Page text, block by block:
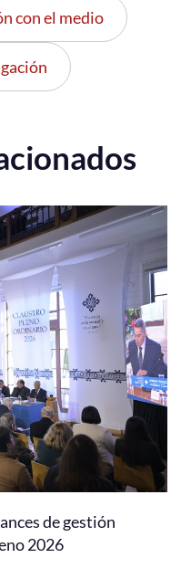
con el medio
de gestión
2026